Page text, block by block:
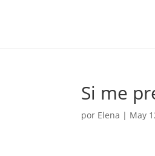
Si me
por Elena | May